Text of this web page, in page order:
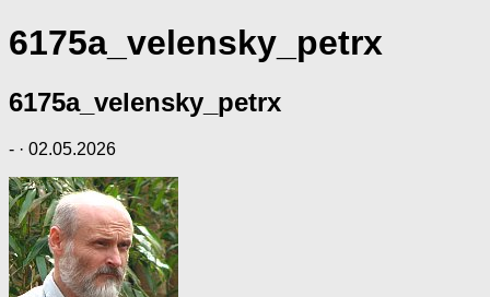
6175a_velensky_petrx
6175a_velensky_petrx
- · 02.05.2026